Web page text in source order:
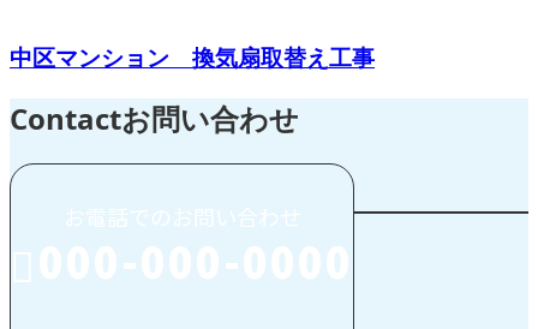
中区マンション 換気扇取替え工事
Contactお問い合わせ
お電話でのお問い合わせ
000-000-0000